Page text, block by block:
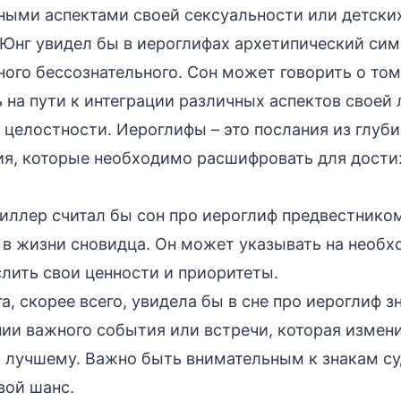
аспектами своей сексуальности или
увидел бы в иероглифах архетипический
бессознательного. Сон может говорить о
на пути к интеграции различных аспектов своей
Иероглифы – это послания из
которые необходимо расшифровать для
считал бы сон про иероглиф
жизни сновидца. Он может указывать на
свои ценности и приоритеты.
скорее всего, увидела бы в сне про иероглиф
важного события или встречи, которая
лучшему. Важно быть внимательным к знакам
шанс.